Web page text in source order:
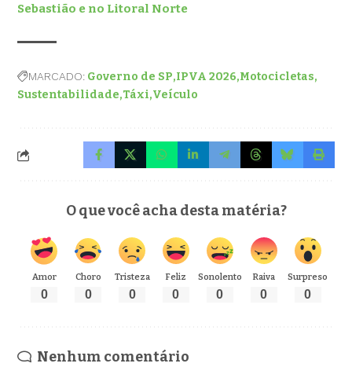
Sebastião e no Litoral Norte
MARCADO: Governo de SP IPVA 2026 Motocicletas
Sustentabilidade Táxi Veículo
O que você acha desta matéria?
Amor
0
Choro
0
Tristeza
0
Feliz
0
Sonolento
0
Raiva
0
Surpreso
0
Nenhum comentário